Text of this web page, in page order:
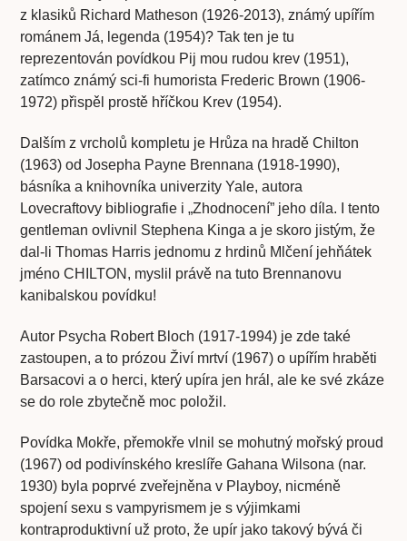
z klasiků Richard Matheson (1926-2013), známý upířím
románem Já, legenda (1954)? Tak ten je tu
reprezentován povídkou Pij mou rudou krev (1951),
zatímco známý sci-fi humorista Frederic Brown (1906-
1972) přispěl prostě hříčkou Krev (1954).
Dalším z vrcholů kompletu je Hrůza na hradě Chilton
(1963) od Josepha Payne Brennana (1918-1990),
básníka a knihovníka univerzity Yale, autora
Lovecraftovy bibliografie i „Zhodnocení” jeho díla. I tento
gentleman ovlivnil Stephena Kinga a je skoro jistým, že
dal-li Thomas Harris jednomu z hrdinů Mlčení jehňátek
jméno CHILTON, myslil právě na tuto Brennanovu
kanibalskou povídku!
Autor Psycha Robert Bloch (1917-1994) je zde také
zastoupen, a to prózou Živí mrtví (1967) o upířím hraběti
Barsacovi a o herci, který upíra jen hrál, ale ke své zkáze
se do role zbytečně moc položil.
Povídka Mokře, přemokře vlnil se mohutný mořský proud
(1967) od podivínského kreslíře Gahana Wilsona (nar.
1930) byla poprvé zveřejněna v Playboy, nicméně
spojení sexu s vampyrismem je s výjimkami
kontraproduktivní už proto, že upír jako takový bývá či